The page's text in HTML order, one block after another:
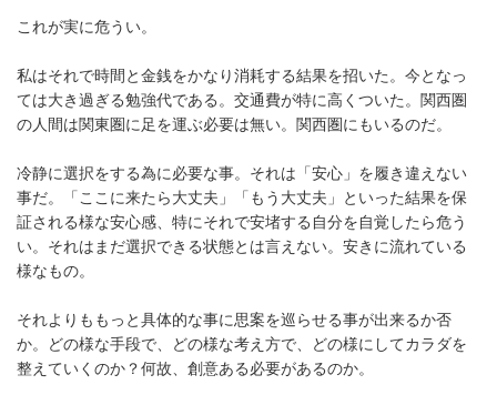
これが実に危うい。
私はそれで時間と金銭をかなり消耗する結果を招いた。今となっ
ては大き過ぎる勉強代である。交通費が特に高くついた。関西圏
の人間は関東圏に足を運ぶ必要は無い。関西圏にもいるのだ。
冷静に選択をする為に必要な事。それは「安心」を履き違えない
事だ。「ここに来たら大丈夫」「もう大丈夫」といった結果を保
証される様な安心感、特にそれで安堵する自分を自覚したら危う
い。それはまだ選択できる状態とは言えない。安きに流れている
様なもの。
それよりももっと具体的な事に思案を巡らせる事が出来るか否
か。どの様な手段で、どの様な考え方で、どの様にしてカラダを
整えていくのか？何故、創意ある必要があるのか。